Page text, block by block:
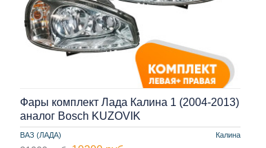
ВАЗ (ЛАДА) Калина
Фары комплект Лада Калина 1 (2004-2013)
аналог Bosch KUZOVIK